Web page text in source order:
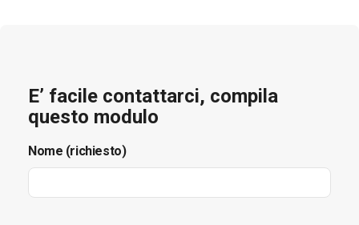
E’ facile contattarci, compila
questo modulo
Nome (richiesto)